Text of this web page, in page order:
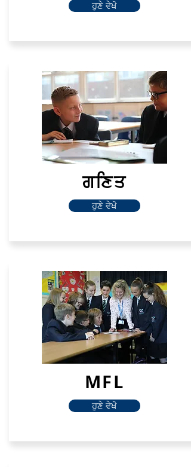
ਹੁਣੇ ਵੇਖੋ
ਗਣਿਤ
ਹੁਣੇ ਵੇਖੋ
MFL
ਹੁਣੇ ਵੇਖੋ